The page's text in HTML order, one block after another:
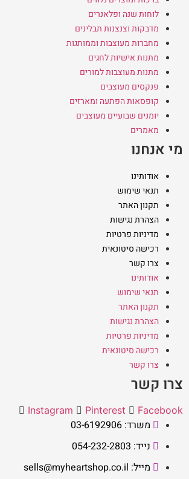
לוחות שנה ופלאנרים
מדבקות וצנצנות תבלינים
מחברות מעוצבות וממותגות
מתנות אישיות לחגים
מתנות מעוצבות למורים
פנקסים מעוצבים
קופסאות הפתעה ומארזים
יומנים שבועיים מעוצבים
מאמרים
מי אנחנו
אודותינו
תנאי שימוש
תקנון האתר
הצהרת נגישות
מדיניות פרטיות
רכישה סיטונאית
צרו קשר
אודותינו
תנאי שימוש
תקנון האתר
הצהרת נגישות
מדיניות פרטיות
רכישה סיטונאית
צרו קשר
צרו קשר
Instagram Pinterest Facebook
משרד: 03-6192906
נייד: 054-232-2803
מייל: sells@myheartshop.co.il